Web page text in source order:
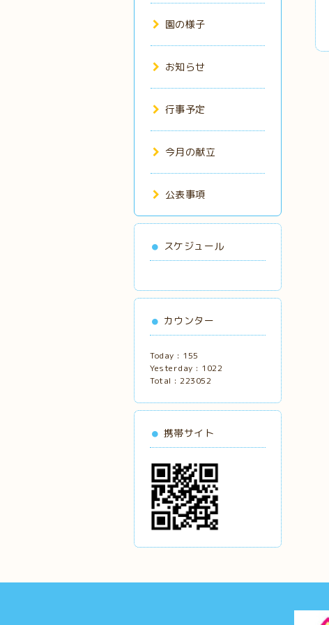
園の様子
お知らせ
行事予定
今月の献立
公表事項
スケジュール
カウンター
Today : 155
Yesterday : 1022
Total : 223052
携帯サイト